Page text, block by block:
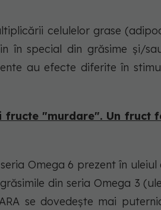
celulelor grase
în special din grăsime și/
au efecte diferite în
fructe "murdare". Un fruct
Omega 6 prezent în
din seria Omega 3
se dovedește mai